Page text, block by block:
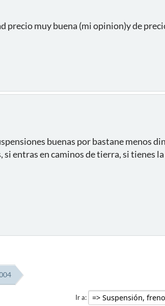
precio muy buena (mi opinion)y de
buenas por bastane menos
entras en caminos de tierra, si tienes la
Ir a